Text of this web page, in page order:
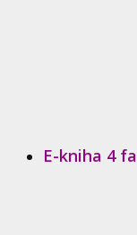
E-kniha 4